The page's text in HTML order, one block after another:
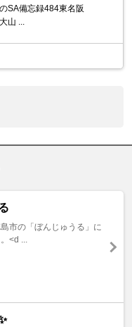
SA備忘録484東名阪
山 ...
市の「ぼんじゅうる」に
<d ...